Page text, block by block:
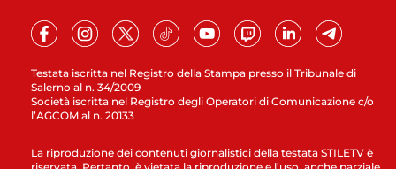
Testata iscritta nel Registro della Stampa presso il Tribunale di
Salerno al n. 34/2009
Società iscritta nel Registro degli Operatori di Comunicazione c/o
l’AGCOM al n. 20133
La riproduzione dei contenuti giornalistici della testata STILETV è